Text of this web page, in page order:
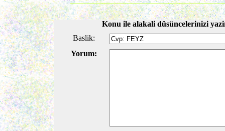
Konu ile alakali düsüncelerinizi
Baslik:
Yorum: